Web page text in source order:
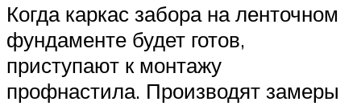
Когда каркас забора на ленточном
фундаменте будет готов,
приступают к монтажу
профнастила. Производят замеры